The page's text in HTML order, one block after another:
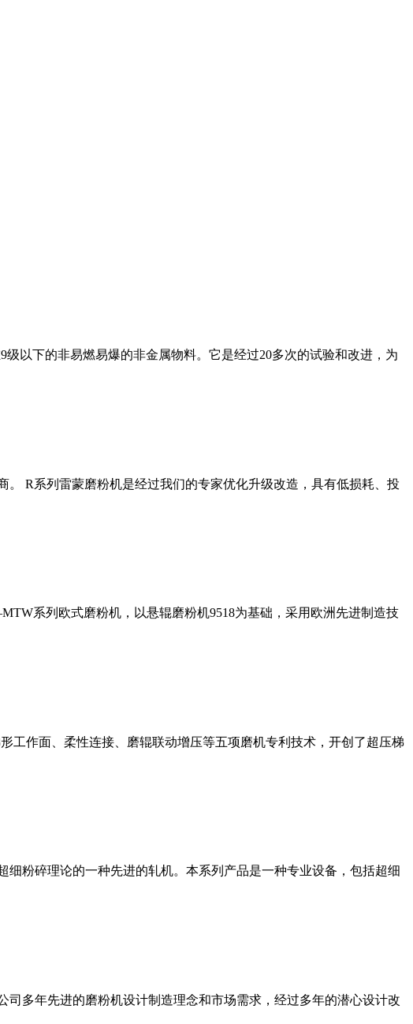
以下的非易燃易爆的非金属物料。它是经过20多次的试验和改进，为
R系列雷蒙磨粉机是经过我们的专家优化升级改造，具有低损耗、投
系列欧式磨粉机，以悬辊磨粉机9518为基础，采用欧洲先进制造技
工作面、柔性连接、磨辊联动增压等五项磨机专利技术，开创了超压梯
粉碎理论的一种先进的轧机。本系列产品是一种专业设备，包括超细
多年先进的磨粉机设计制造理念和市场需求，经过多年的潜心设计改